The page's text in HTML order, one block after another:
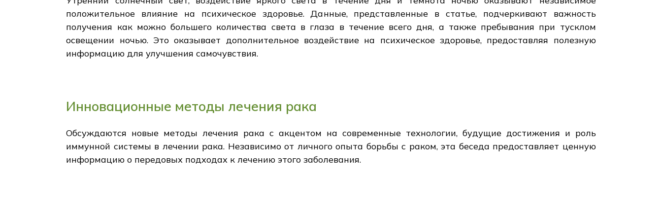
положительное влияние на психическое здоровье. Данные, представленные в статье, подчеркивают важность
получения как можно большего количества света в глаза в течение всего дня, а также пребывания при тусклом
освещении ночью. Это оказывает дополнительное воздействие на психическое здоровье, предоставляя полезную
информацию для улучшения самочувствия.
Инновационные методы лечения рака
Обсуждаются новые методы лечения рака с акцентом на современные технологии, будущие достижения и роль
иммунной системы в лечении рака. Независимо от личного опыта борьбы с раком, эта беседа предоставляет ценную
информацию о передовых подходах к лечению этого заболевания.